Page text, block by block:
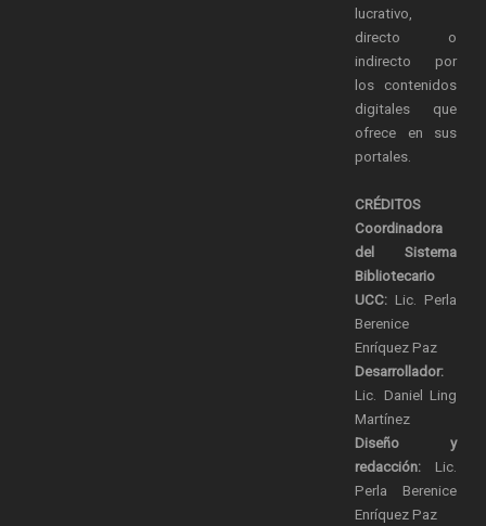
lucrativo,
directo o
indirecto por
los contenidos
digitales que
ofrece en sus
portales.
CRÉDITOS
Coordinadora
del Sistema
Bibliotecario
UCC: Lic. Perla
Berenice
Enríquez Paz
Desarrollador:
Lic. Daniel Ling
Martínez
Diseño y
redacción: Lic.
Perla Berenice
Enríquez Paz